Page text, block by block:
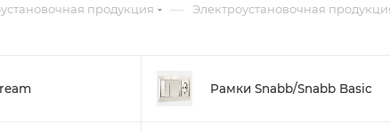
продукция — Электроустановочная
Рамки Snabb/Snabb Basic